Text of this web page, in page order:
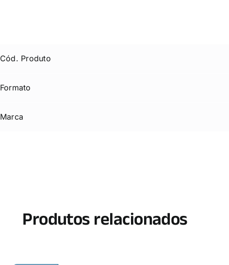
Cód. Produto
Formato
Marca
Produtos relacionados